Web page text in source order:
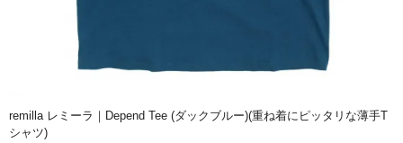
remilla レミーラ｜Depend Tee (ダックブルー)(重ね着にピッタリな薄手T
シャツ)